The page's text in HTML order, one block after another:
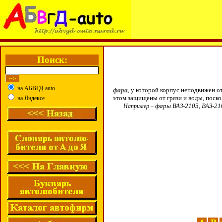
Поиск:
на АБВГД-auto
на Яндексе
фара, у которой корпус неподвижен
этом защищены от грязи и воды,
Например – фары ВАЗ-2105, ВАЗ-